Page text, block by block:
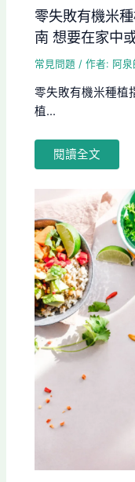
零失敗有機米
南 想要在家中
常見問題 / 作者: 阿泉
零失敗有機米種植
植...
閱讀全文